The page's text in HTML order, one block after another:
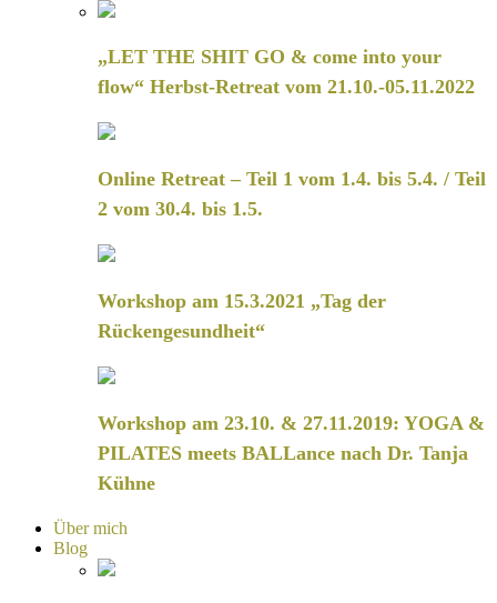
„LET THE SHIT GO & come into your
flow“ Herbst-Retreat vom 21.10.-05.11.2022
Online Retreat – Teil 1 vom 1.4. bis 5.4. / Teil
2 vom 30.4. bis 1.5.
Workshop am 15.3.2021 „Tag der
Rückengesundheit“
Workshop am 23.10. & 27.11.2019: YOGA &
PILATES meets BALLance nach Dr. Tanja
Kühne
Über mich
Blog